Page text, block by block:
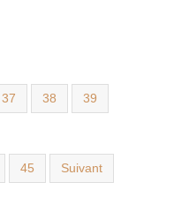
37 38 39
45 Suivant